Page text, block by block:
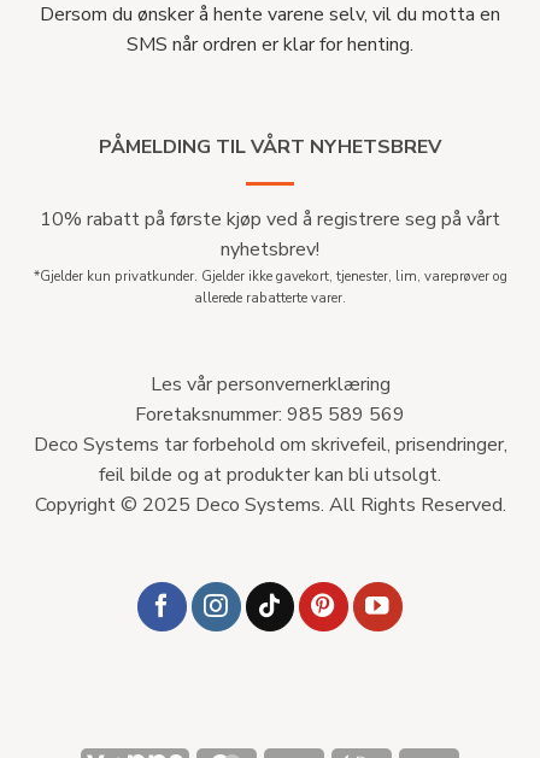
Dersom du ønsker å hente varene selv, vil du motta en
SMS når ordren er klar for henting.
PÅMELDING TIL VÅRT NYHETSBREV
10% rabatt på første kjøp ved å registrere seg på vårt
nyhetsbrev!
*Gjelder kun privatkunder. Gjelder ikke gavekort, tjenester, lim, vareprøver og
allerede rabatterte varer.
Les vår personvernerklæring
Foretaksnummer: 985 589 569
Deco Systems tar forbehold om skrivefeil, prisendringer,
feil bilde og at produkter kan bli utsolgt.
Copyright © 2025 Deco Systems. All Rights Reserved.